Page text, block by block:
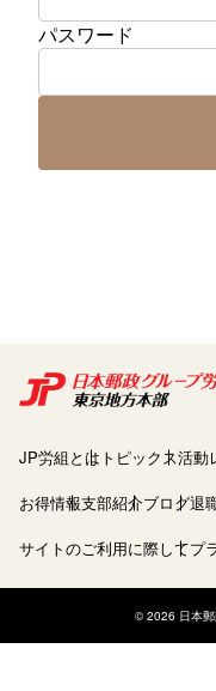
パスワード
JP労組とは トピックス活動
お得情報支部紹介ブログ退
サイトのご利用に際してプ
© 2026 日本郵